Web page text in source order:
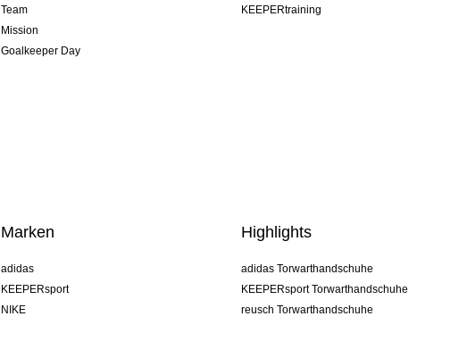
Team
Mission
Goalkeeper Day
KEEPERtraining
Marken
adidas
KEEPERsport
NIKE
Highlights
adidas Torwarthandschuhe
KEEPERsport Torwarthandschuhe
reusch Torwarthandschuhe